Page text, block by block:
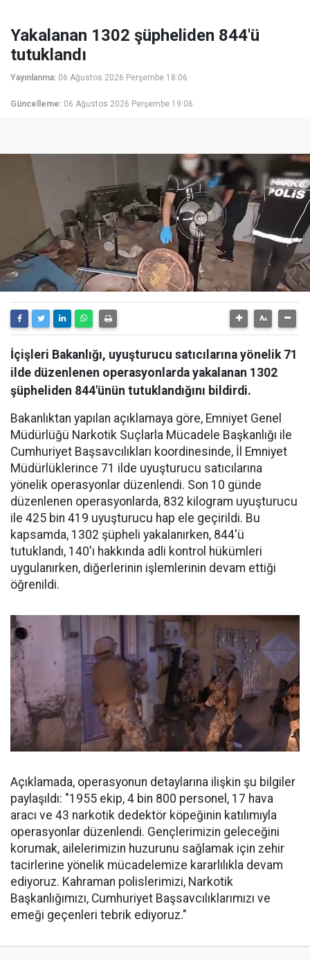
Yakalanan 1302 şüpheliden 844'ü
tutuklandı
Yayınlanma: 06 Ağustos 2026 Perşembe 18:06
Güncelleme: 06 Ağustos 2026 Perşembe 19:06
İçişleri Bakanlığı, uyuşturucu satıcılarına yönelik 71
ilde düzenlenen operasyonlarda yakalanan 1302
şüpheliden 844'ünün tutuklandığını bildirdi.
Bakanlıktan yapılan açıklamaya göre, Emniyet Genel
Müdürlüğü Narkotik Suçlarla Mücadele Başkanlığı ile
Cumhuriyet Başsavcılıkları koordinesinde, İl Emniyet
Müdürlüklerince 71 ilde uyuşturucu satıcılarına
yönelik operasyonlar düzenlendi. Son 10 günde
düzenlenen operasyonlarda, 832 kilogram uyuşturucu
ile 425 bin 419 uyuşturucu hap ele geçirildi. Bu
kapsamda, 1302 şüpheli yakalanırken, 844'ü
tutuklandı, 140'ı hakkında adli kontrol hükümleri
uygulanırken, diğerlerinin işlemlerinin devam ettiği
öğrenildi.
Açıklamada, operasyonun detaylarına ilişkin şu bilgiler
paylaşıldı: "1955 ekip, 4 bin 800 personel, 17 hava
aracı ve 43 narkotik dedektör köpeğinin katılımıyla
operasyonlar düzenlendi. Gençlerimizin geleceğini
korumak, ailelerimizin huzurunu sağlamak için zehir
tacirlerine yönelik mücadelemize kararlılıkla devam
ediyoruz. Kahraman polislerimizi, Narkotik
Başkanlığımızı, Cumhuriyet Başsavcılıklarımızı ve
emeği geçenleri tebrik ediyoruz."